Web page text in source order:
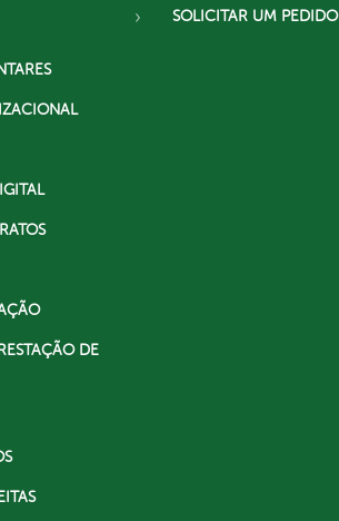
DE
SOLICITAR UM PEDIDO